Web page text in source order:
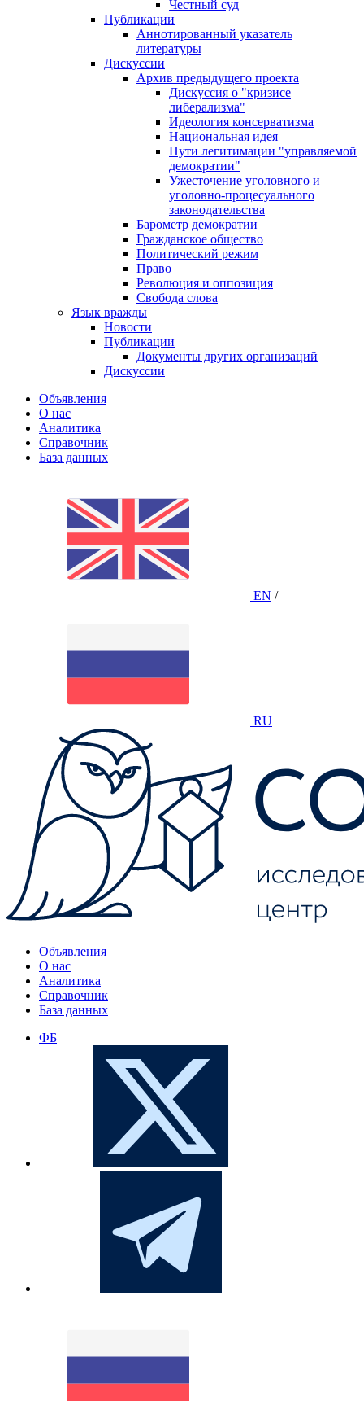
Честный суд
Публикации
Аннотированный указатель
литературы
Дискуссии
Архив предыдущего проекта
Дискуссия о "кризисе
либерализма"
Идеология консерватизма
Национальная идея
Пути легитимации "управляемой
демократии"
Ужесточение уголовного и
уголовно-процесуального
законодательства
Барометр демократии
Гражданское общество
Политический режим
Право
Революция и оппозиция
Свобода слова
Язык вражды
Новости
Публикации
Документы других организаций
Дискуссии
Объявления
О нас
Аналитика
Справочник
База данных
EN /
RU
Объявления
О нас
Аналитика
Справочник
База данных
ФБ